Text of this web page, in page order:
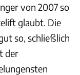
von 2007 so
glaubt. Die
so, schließlich
der